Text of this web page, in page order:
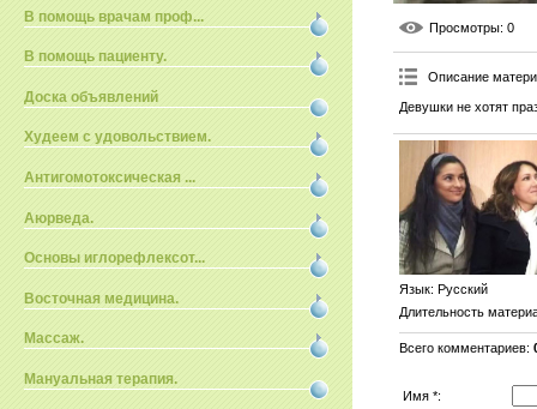
В помощь врачам проф...
В помощь пациенту.
Доска объявлений
Худеем с удовольствием.
Антигомотоксическая ...
Аюрведа.
Основы иглорефлексот...
Восточная медицина.
Массаж.
Мануальная терапия.
Просмотры: 0
Описание
Девушки не хотят
Язык: Русский
Длительность
Всего комментариев:
Имя *: